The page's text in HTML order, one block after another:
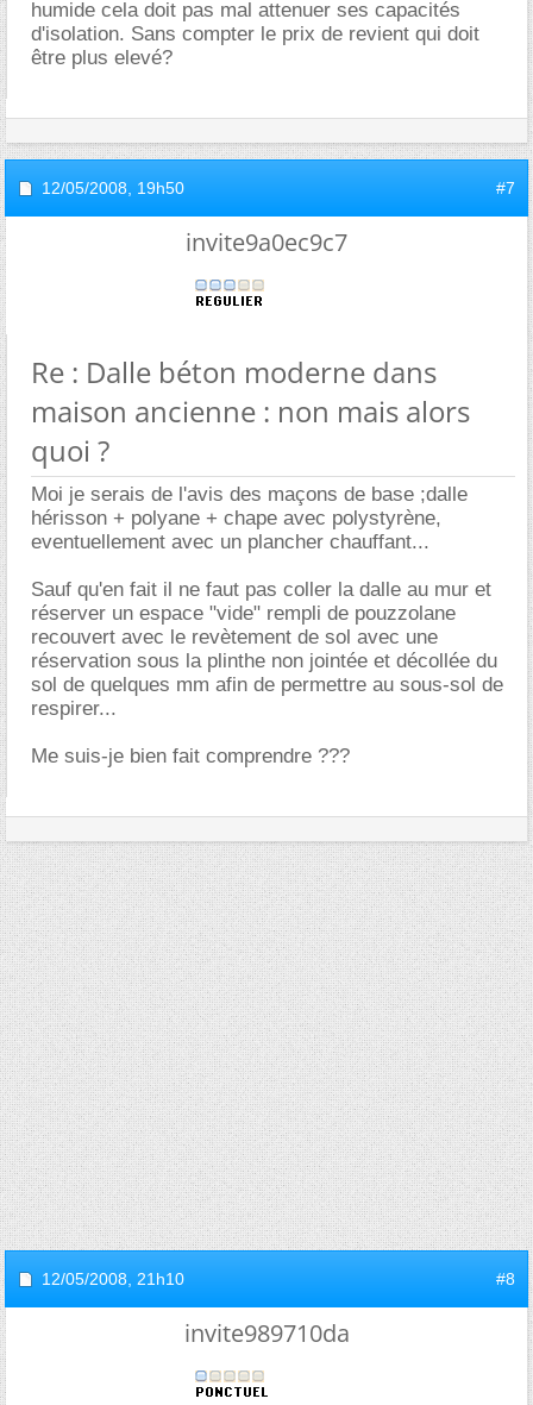
humide cela doit pas mal attenuer ses capacités
d'isolation. Sans compter le prix de revient qui doit
être plus elevé?
12/05/2008, 19h50 #7
invite9a0ec9c7
Re : Dalle béton moderne dans
maison ancienne : non mais alors
quoi ?
Moi je serais de l'avis des maçons de base ;dalle
hérisson + polyane + chape avec polystyrène,
eventuellement avec un plancher chauffant...
Sauf qu'en fait il ne faut pas coller la dalle au mur et
réserver un espace "vide" rempli de pouzzolane
recouvert avec le revètement de sol avec une
réservation sous la plinthe non jointée et décollée du
sol de quelques mm afin de permettre au sous-sol de
respirer...
Me suis-je bien fait comprendre ???
12/05/2008, 21h10 #8
invite989710da